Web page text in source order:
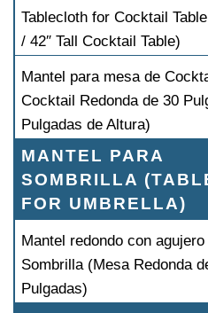
Tablecloth for Cocktail
/ 42″ Tall Cocktail Table)
Mantel para mesa de
Cocktail Redonda de 30
Pulgadas de Altura)
MANTEL PARA
SOMBRILLA
FOR UMBRELLA)
Mantel redondo con
Sombrilla (Mesa Redonda
Pulgadas)